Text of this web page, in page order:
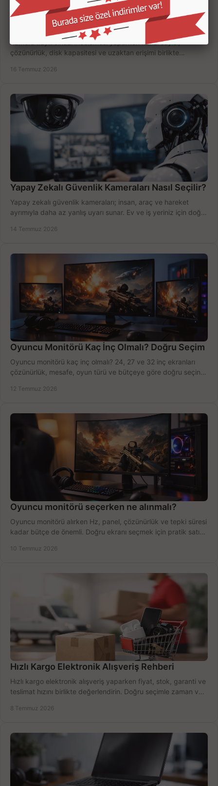
Kamera Kayıt Cihazı İncelemesi Nasıl Yapılır?
Kamera kayıt cihazı incelemesi yaparken kanal sayısı,
çözünürlük, disk kapasitesi ve uzaktan erişimi birlikte
16 Temmuz 2026
Yapay Zekalı Güvenlik Kameraları Nasıl Seçilir?
Yapay zekalı güvenlik kameraları; insan, araç ve hareket
ayrımıyla daha az yanlış uyarı sunar. Ev ve iş yeriniz için doğru
14 Temmuz 2026
Oyuncu Monitörü Kaç İnç Olmalı? Doğru Seçim
Oyuncu monitörü kaç inç olmalı? 24, 27 ve 32 inç ekranları
çözünürlük, mesafe, oyun türü ve bütçeye göre doğru seçin,
12 Temmuz 2026
Oyuncu monitörü seçerken ne alınmalı?
Oyuncu monitörü alırken Hz, panel, çözünürlük ve tepki süresi
kadar bütçe de önemli. Doğru ekranı seçmek için pratik satın
10 Temmuz 2026
Hızlı Kargo Elektronik Alışveriş Rehberi
Hızlı kargo elektronik alışveriş yaparken fiyat, stok, garanti ve
teslimat hızını birlikte değerlendirin. Doğru seçimle zaman ve
8 Temmuz 2026